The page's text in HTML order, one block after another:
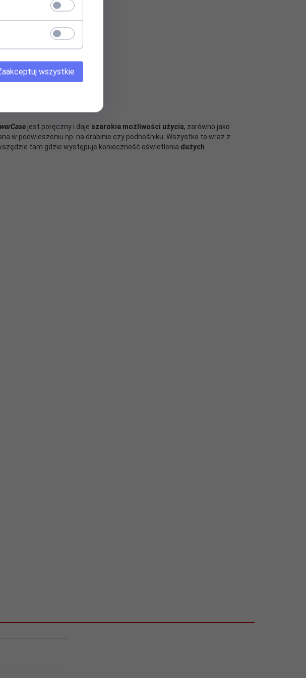
jest poręczny i daje szerokie możliwości użycia, zarówno jako
w podwieszeniu np. na drabinie czy podnośniku. Wszystko to wraz z
tam gdzie występuje konieczność oświetlenia dużych
wszystkie